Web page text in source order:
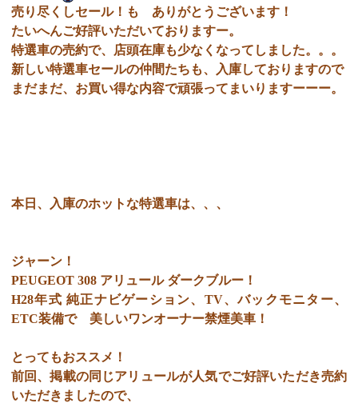
売り尽くしセール！も ありがとうございます！
たいへんご好評いただいておりますー。
特選車の売約で、店頭在庫も少なくなってしました。。。
新しい特選車セールの仲間たちも、入庫しておりますので
まだまだ、お買い得な内容で頑張ってまいりますーーー。
本日、入庫のホットな特選車は、、、
ジャーン！
PEUGEOT 308 アリュール ダークブルー！
H28年式 純正ナビゲーション、TV、バックモニター、
ETC装備で 美しいワンオーナー禁煙美車！
とってもおススメ！
前回、掲載の同じアリュールが人気でご好評いただき売約
いただきましたので、